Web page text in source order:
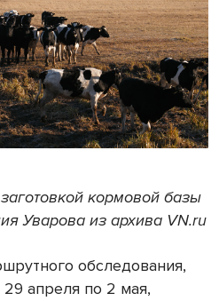
кормовой базы
Уварова из архива VN.ru
обследования,
апреля по 2 мая,